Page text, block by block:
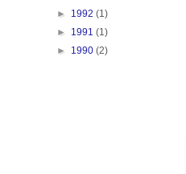
► 1992 (1)
► 1991 (1)
► 1990 (2)